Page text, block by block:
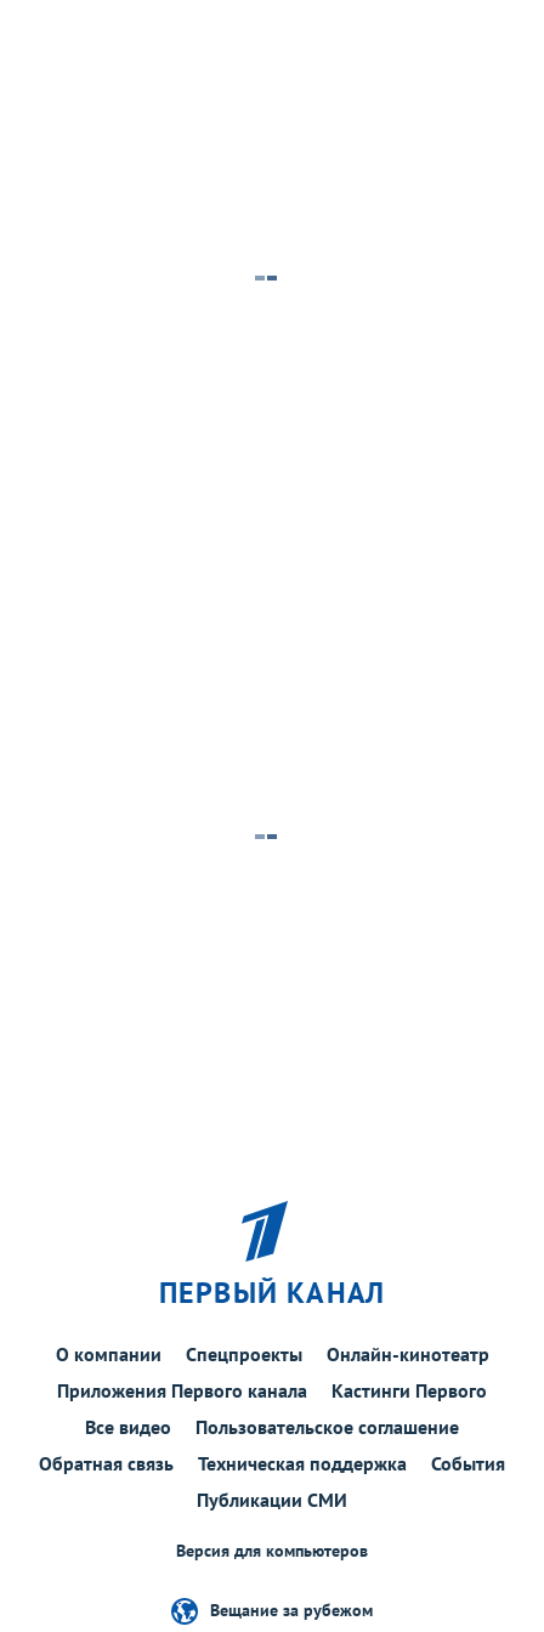
ПЕРВЫЙ КАНАЛ
О компании Спецпроекты
Онлайн-кинотеатр
Приложения Первого канала
Кастинги Первого
Все видео
Пользовательское соглашение
Обратная связь
Техническая поддержка
События
Публикации СМИ
Версия для компьютеров
Вещание за рубежом